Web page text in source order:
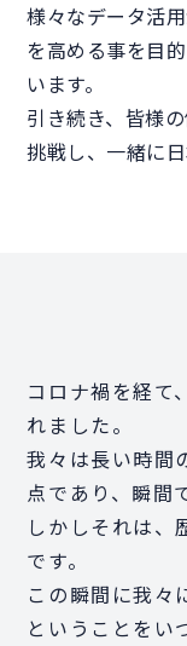
様々なデータ活
を高める事を目
います。
引き続き、皆様
挑戦し、一緒に
コロナ禍を経て
れました。
我々は長い時間
点であり、瞬間
しかしそれは、
です。
この瞬間に我々
ということをい